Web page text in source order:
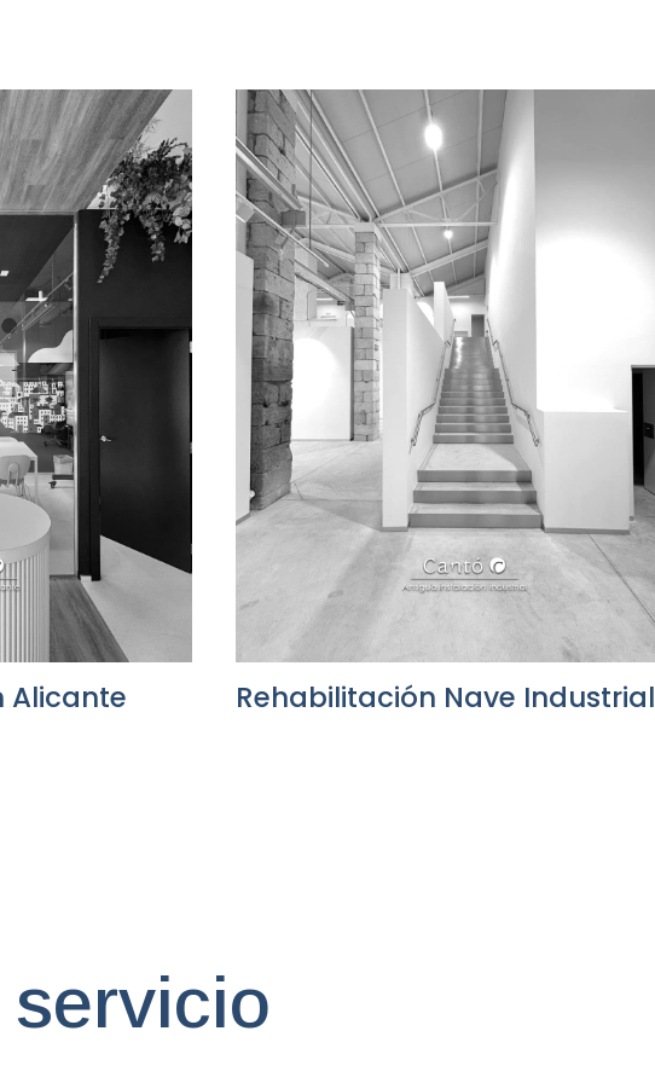
Alicante Rehabilitación Nave Industrial